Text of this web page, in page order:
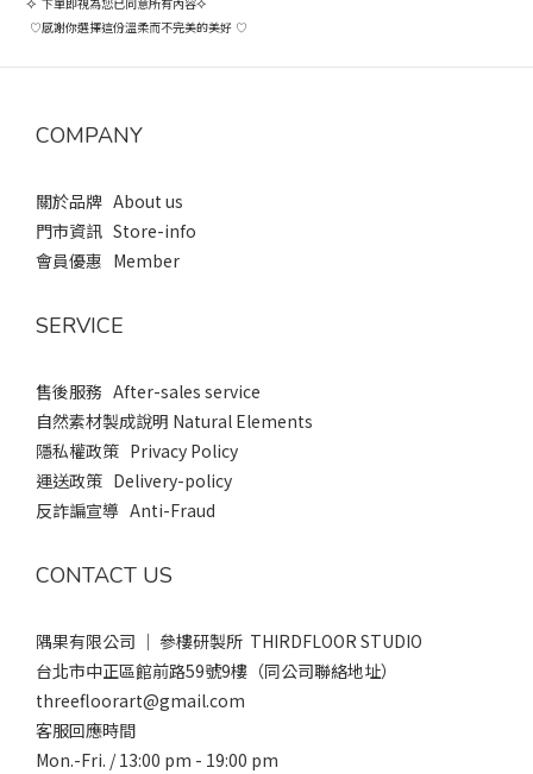
♡感謝你選擇這份溫柔而不完美的美好 ♡
COMPANY
關於品牌 About us
門市資訊 Store-info
會員優惠 Member
SERVICE
售後服務 After-sales service
自然素材製成說明 Natural Elements
隱私權政策 Privacy Policy
運送政策 Delivery-policy
反詐諞宣導 Anti-Fraud
CONTACT US
隅果有限公司 ｜ 參樓研製所 THIRDFLOOR STUDIO
台北市中正區館前路59號9樓（同公司聯絡地址）
threefloorart@gmail.com
客服回應時間
Mon.-Fri. / 13:00 pm - 19:00 pm